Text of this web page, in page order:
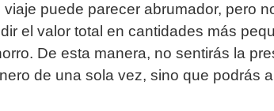
puede parecer abrumador, pero
el valor total en cantidades más
De esta manera, no sentirás la
de una sola vez, sino que podrás